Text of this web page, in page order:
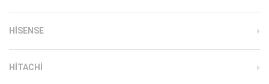
HISENSE
HITACHI